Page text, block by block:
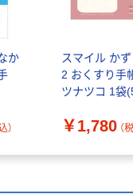
か
）
スマイル か
2 おくすり手
ツナツコ 1袋
￥1,780 （